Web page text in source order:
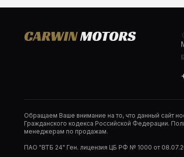
Обращаем Ваше внимание на то, что данный сайт
Гражданского кодекса Российской Федерации.
менеджерам по продажам.
ПАО "ВТБ 24" Ген. лицензия ЦБ РФ № 1000 от